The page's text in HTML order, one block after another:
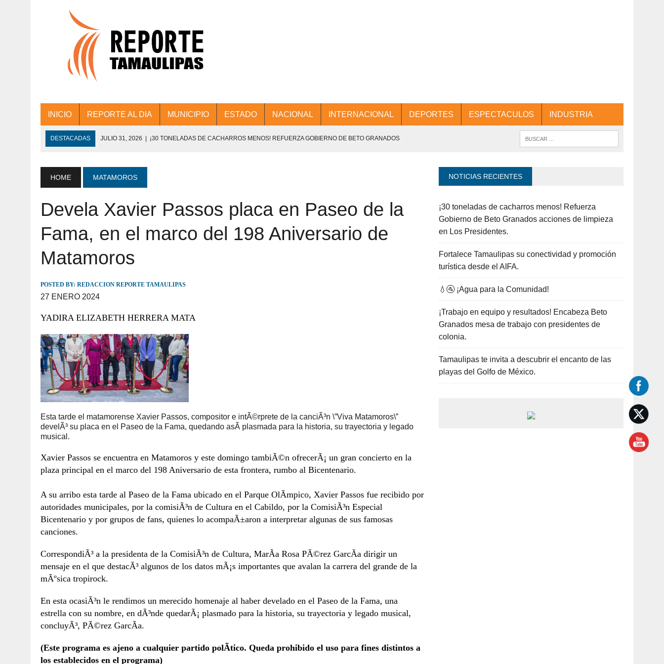
INICIO REPORTE AL DIA MUNICIPIO ESTADO NACIONAL INTERNACIONAL DEPORTES ESPECTACULOS INDUSTRIA
DESTACADAS JULIO 31, 2026 | ¡30 TONELADAS DE CACHARROS MENOS! REFUERZA GOBIERNO DE BETO GRANADOS
JULIO 30, 2026 | 💧🚰 ¡AGUA PARA LA COMUNIDAD!
JULIO 30, 2026 ¡TRABAJO EN EQUIPO Y RESULTADOS! ENCABEZA BETO GRANADOS MESA DE TRABAJO CON PRESIDENTES
JULIO 30, 2026 TAMAULIPAS TE INVITA A DESCUBRIR EL ENCANTO DE LAS PLAYAS DEL GOLFO DE MÉXICO.
HOME MATAMOROS
Devela Xavier Passos placa en Paseo de la
Fama, en el marco del 198 Aniversario de
Matamoros
POSTED BY: REDACCION REPORTE TAMAULIPAS
27 ENERO 2024
YADIRA ELIZABETH HERRERA MATA
Esta tarde el matamorense Xavier Passos, compositor e intÃ©rprete de la canciÃ³n \”Viva Matamoros\”
develÃ³ su placa en el Paseo de la Fama, quedando asÃ­ plasmada para la historia, su trayectoria y legado
musical.
Xavier Passos se encuentra en Matamoros y este domingo tambiÃ©n ofrecerÃ¡ un gran concierto en la
plaza principal en el marco del 198 Aniversario de esta frontera, rumbo al Bicentenario.
A su arribo esta tarde al Paseo de la Fama ubicado en el Parque OlÃ­mpico, Xavier Passos fue recibido por
autoridades municipales, por la comisiÃ³n de Cultura en el Cabildo, por la ComisiÃ³n Especial
Bicentenario y por grupos de fans, quienes lo acompaÃ±aron a interpretar algunas de sus famosas
canciones.
CorrespondiÃ³ a la presidenta de la ComisiÃ³n de Cultura, MarÃ­a Rosa PÃ©rez GarcÃ­a dirigir un
mensaje en el que destacÃ³ algunos de los datos mÃ¡s importantes que avalan la carrera del grande de la
mÃºsica tropirock.
En esta ocasiÃ³n le rendimos un merecido homenaje al haber develado en el Paseo de la Fama, una
estrella con su nombre, en dÃ³nde quedarÃ¡ plasmado para la historia, su trayectoria y legado musical,
concluyÃ³, PÃ©rez GarcÃ­a.
(Este programa es ajeno a cualquier partido polÃ­tico. Queda prohibido el uso para fines distintos a
los establecidos en el programa)
NOTICIAS RECIENTES
¡30 toneladas de cacharros menos! Refuerza
Gobierno de Beto Granados acciones de limpieza
en Los Presidentes.
Fortalece Tamaulipas su conectividad y promoción
turística desde el AIFA.
💧🚰 ¡Agua para la Comunidad!
¡Trabajo en equipo y resultados! Encabeza Beto
Granados mesa de trabajo con presidentes de
colonia.
Tamaulipas te invita a descubrir el encanto de las
playas del Golfo de México.